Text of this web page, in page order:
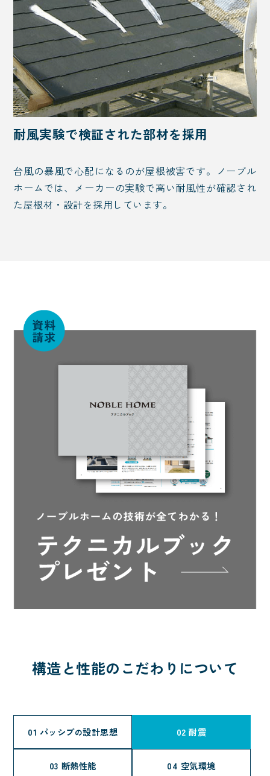
耐風実験で検証された部材を採用
台風の暴風で心配になるのが屋根被害です。ノーブル
ホームでは、メーカーの実験で高い耐風性が確認され
た屋根材・設計を採用しています。
構造と性能のこだわりについて
01 パッシブの設計思想 02 耐震
03 断熱性能 04 空気環境